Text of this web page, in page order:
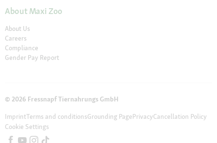
About Maxi Zoo
About Us
Careers
Compliance
Gender Pay Report
© 2026 Fressnapf Tiernahrungs GmbH
ImprintTerms and conditionsGrounding PagePrivacyCancellation Policy
Cookie Settings